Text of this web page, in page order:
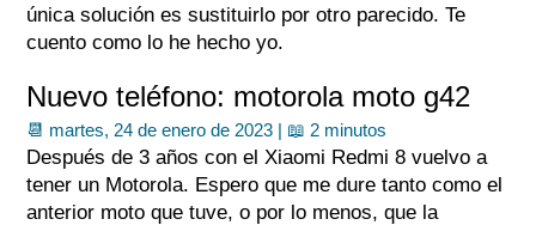
única solución es sustituirlo por otro parecido. Te
cuento como lo he hecho yo.
Nuevo teléfono: motorola moto g42
📆 martes, 24 de enero de 2023 | 📖 2 minutos
Después de 3 años con el Xiaomi Redmi 8 vuelvo a
tener un Motorola. Espero que me dure tanto como el
anterior moto que tuve, o por lo menos, que la